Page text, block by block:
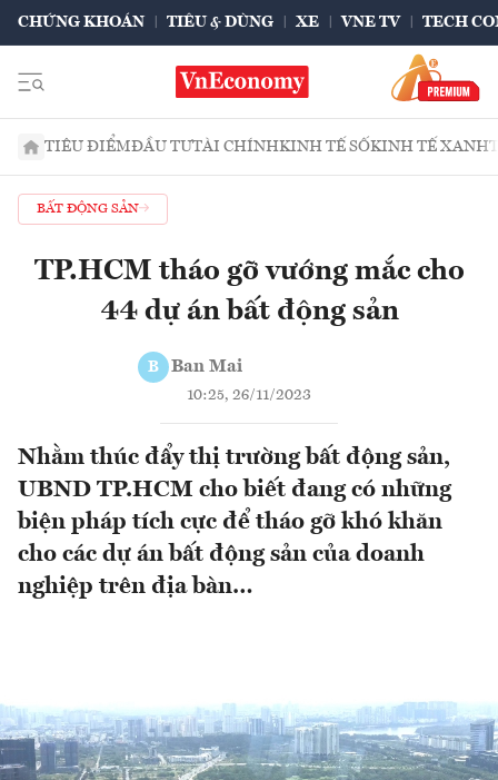
CHỨNG KHOÁN TIÊU & DÙNG XE VNE TV TECH
TIÊU ĐIỂMĐẦU TƯTÀI CHÍNHKINH TẾ SỐKINH TẾ XANH
BẤT ĐỘNG SẢN
TP.HCM tháo gỡ vướng mắc cho
44 dự án bất động sản
B Ban Mai
10:25, 26/11/2023
Nhằm thúc đẩy thị trường bất động sản,
UBND TP.HCM cho biết đang có những
biện pháp tích cực để tháo gỡ khó khăn
cho các dự án bất động sản của doanh
nghiệp trên địa bàn…